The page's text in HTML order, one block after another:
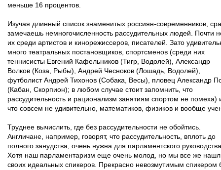
меньше 16 процентов.
Изучая длинный список знаменитых россиян-современников,
замечаешь немногочисленность рассудительных людей. Почти
их среди артистов и кинорежиссеров, писателей. Зато
много театральных постановщиков, спортсменов (среди них
теннисисты Евгений Кафельников (Тигр, Водолей), Александр
Волков (Коза, Рыбы), Андрей Чесноков (Лошадь, Водолей),
футболист Андрей Тихонов (Собака, Весы), пловец Александр
(Кабан, Скорпион); в любом случае стоит запомнить, что
рассудительность и рационализм занятиям спортом не помеха)
что совсем не удивительно, математиков, физиков и вообще
Труднее вычислить, где без рассудительности не обойтись.
Англичане, например, говорят, что рассудительность, вплоть до
полного занудства, очень нужна для парламентского
Хотя наш парламентаризм еще очень молод, но мы все же
своих идеальных спикеров. Прекрасно невозмутимым спикером